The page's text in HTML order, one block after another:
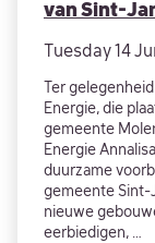
van Sint-
Tuesday 14
Ter
Energie, die
gemeente
Energie
duurzame
gemeente Sint-
nieuwe
eerbiedigen, …